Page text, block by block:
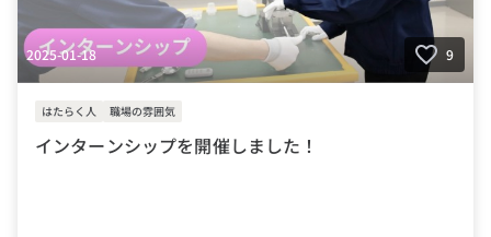
2025-01-18 9
はたらく人 職場の雰囲気
インターンシップを開催しました！